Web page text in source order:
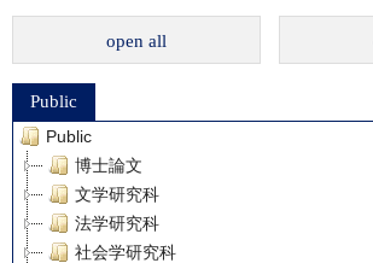
open all
Public
Public
博士論文
文学研究科
法学研究科
社会学研究科